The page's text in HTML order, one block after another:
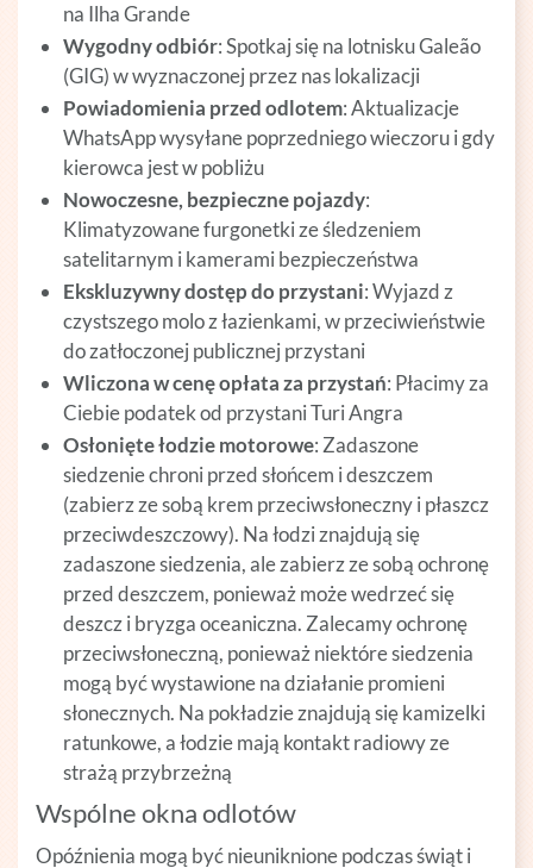
na Ilha Grande
Wygodny odbiór: Spotkaj się na lotnisku Galeão
(GIG) w wyznaczonej przez nas lokalizacji
Powiadomienia przed odlotem: Aktualizacje
WhatsApp wysyłane poprzedniego wieczoru i gdy
kierowca jest w pobliżu
Nowoczesne, bezpieczne pojazdy:
Klimatyzowane furgonetki ze śledzeniem
satelitarnym i kamerami bezpieczeństwa
Ekskluzywny dostęp do przystani: Wyjazd z
czystszego molo z łazienkami, w przeciwieństwie
do zatłoczonej publicznej przystani
Wliczona w cenę opłata za przystań: Płacimy za
Ciebie podatek od przystani Turi Angra
Osłonięte łodzie motorowe: Zadaszone
siedzenie chroni przed słońcem i deszczem
(zabierz ze sobą krem przeciwsłoneczny i płaszcz
przeciwdeszczowy). Na łodzi znajdują się
zadaszone siedzenia, ale zabierz ze sobą ochronę
przed deszczem, ponieważ może wedrzeć się
deszcz i bryzga oceaniczna. Zalecamy ochronę
przeciwsłoneczną, ponieważ niektóre siedzenia
mogą być wystawione na działanie promieni
słonecznych. Na pokładzie znajdują się kamizelki
ratunkowe, a łodzie mają kontakt radiowy ze
strażą przybrzeżną
Wspólne okna odlotów
Opóźnienia mogą być nieuniknione podczas świąt i